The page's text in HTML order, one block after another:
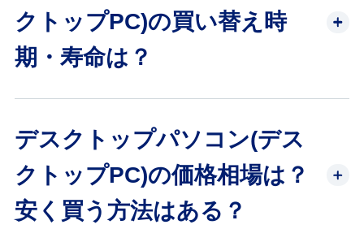
クトップPC)の買い替え時
期・寿命は？
デスクトップパソコン(デス
クトップPC)の価格相場は？
安く買う方法はある？